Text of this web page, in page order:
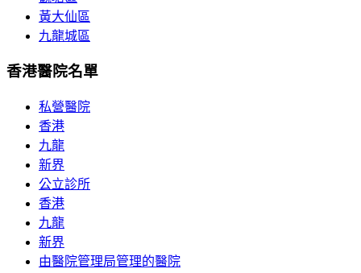
黃大仙區
九龍城區
香港醫院名單
私營醫院
香港
九龍
新界
公立診所
香港
九龍
新界
由醫院管理局管理的醫院